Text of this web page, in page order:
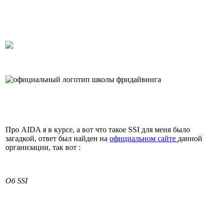
Про AIDA я в курсе, а вот что такое SSI для меня было
загадкой, ответ был найден на официальном сайте данной
организации, так вот :
Об SSI